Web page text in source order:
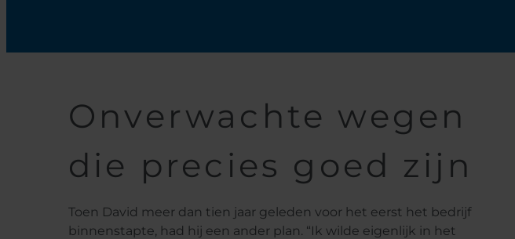
Onverwachte wegen
die precies goed zijn
Toen David meer dan tien jaar geleden voor het eerst het bedrijf
binnenstapte, had hij een ander plan. “Ik wilde eigenlijk in het